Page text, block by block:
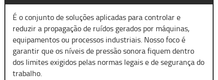
É o conjunto de soluções aplicadas para controlar e
reduzir a propagação de ruídos gerados por máquinas,
equipamentos ou processos industriais. Nosso foco é
garantir que os níveis de pressão sonora fiquem dentro
dos limites exigidos pelas normas legais e de segurança do
trabalho.